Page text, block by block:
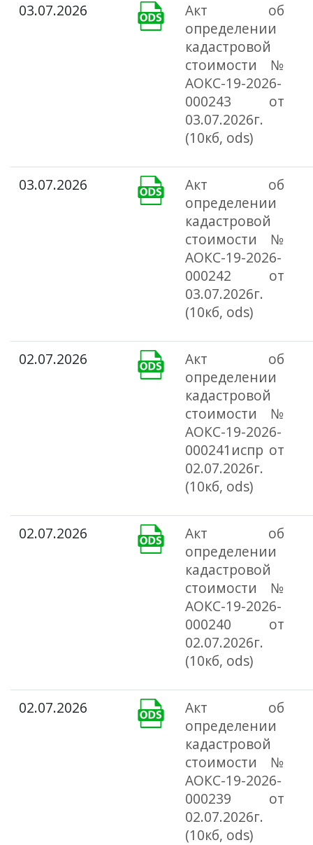
03.07.2026
Акт об
определении
кадастровой
стоимости №
АОКС-19-2026-
000243 от
03.07.2026г.
(10кб, ods)
03.07.2026
Акт об
определении
кадастровой
стоимости №
АОКС-19-2026-
000242 от
03.07.2026г.
(10кб, ods)
02.07.2026
Акт об
определении
кадастровой
стоимости №
АОКС-19-2026-
000241испр от
02.07.2026г.
(10кб, ods)
02.07.2026
Акт об
определении
кадастровой
стоимости №
АОКС-19-2026-
000240 от
02.07.2026г.
(10кб, ods)
02.07.2026
Акт об
определении
кадастровой
стоимости №
АОКС-19-2026-
000239 от
02.07.2026г.
(10кб, ods)